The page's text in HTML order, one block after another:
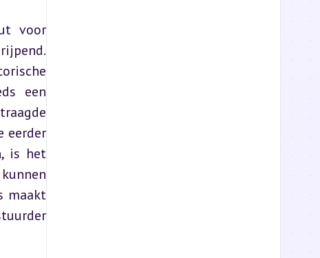
voor
een
eerder
is het
maakt